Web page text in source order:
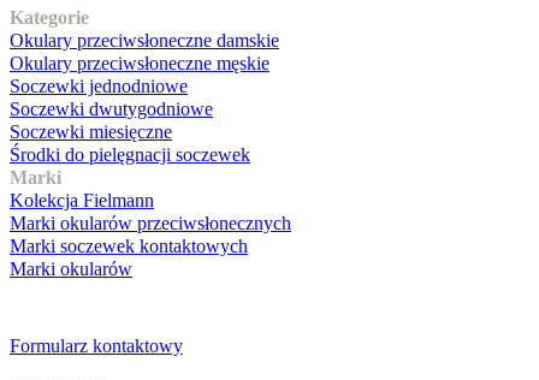
Kategorie
Okulary przeciwsłoneczne damskie
Okulary przeciwsłoneczne męskie
Soczewki jednodniowe
Soczewki dwutygodniowe
Soczewki miesięczne
Środki do pielęgnacji soczewek
Marki
Kolekcja Fielmann
Marki okularów przeciwsłonecznych
Marki soczewek kontaktowych
Marki okularów
Formularz kontaktowy